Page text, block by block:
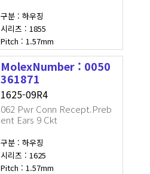
구분 : 하우징
시리즈 : 1855
Pitch : 1.57mm
MolexNumber : 0050
361871
1625-09R4
062 Pwr Conn Recept.Preb
ent Ears 9 Ckt
구분 : 하우징
시리즈 : 1625
Pitch : 1.57mm